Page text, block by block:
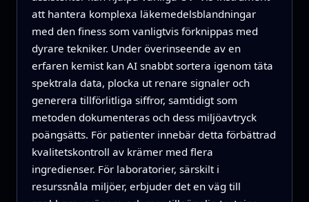
att hantera komplexa läkemedelsblandningar
med den finess som vanligtvis förknippas med
dyrare tekniker. Under överinseende av en
erfaren kemist kan AI snabbt sortera igenom täta
spektrala data, plocka ut renare signaler och
generera tillförlitliga siffror, samtidigt som
metoden dokumenteras och dess miljöavtryck
poängsätts. För patienter innebär detta förbättrad
kvalitetskontroll av krämer med flera
ingredienser. För laboratorier, särskilt i
resurssnåla miljöer, erbjuder det en väg till